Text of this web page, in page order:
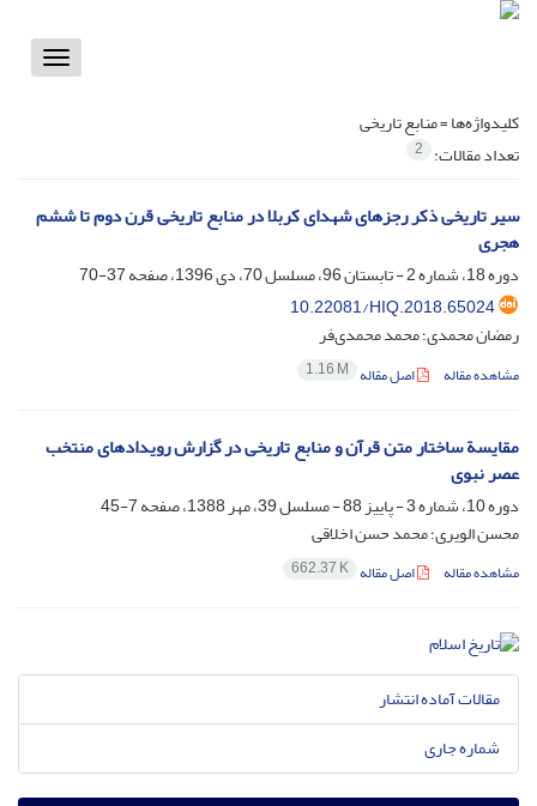
Toggle
کلیدواژه‌ها =منابع تاریخی
تعداد مقالات: 2
سیر تاریخی ذکر رجزهای شهدای کربلا در منابع تاریخی قرن دوم تا ششم
هجری
دوره 18، شماره 2 - تابستان 96، مسلسل 70، دی 1396، صفحه
37-70
10.22081/HIQ.2018.65024
رمضان محمدی؛ محمد محمدی‌فر
مشاهده مقاله اصل مقاله 1.16 M
مقایسة ساختار متن قرآن و منابع تاریخی در گزارش رویدادهای منتخب
عصر نبوی
دوره 10، شماره 3 - پاییز 88 - مسلسل 39، مهر 1388، صفحه
7-45
محسن الویری؛ محمد حسن اخلاقی
مشاهده مقاله اصل مقاله 662.37 K
مقالات آماده انتشار
شماره جاری